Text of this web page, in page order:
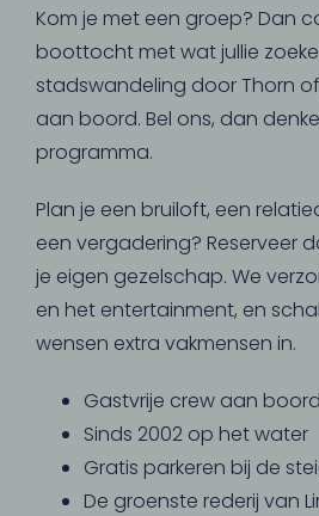
Kom je met een groep? Dan
boottocht met wat jullie
stadswandeling door Thorn
aan boord. Bel ons, dan
programma.
Plan je een bruiloft, een
een vergadering? Reserveer
je eigen gezelschap. We
en het entertainment, en
wensen extra vakmensen in.
Gastvrije crew aan boord
Sinds 2002 op het water
Gratis parkeren bij de
De groenste rederij van